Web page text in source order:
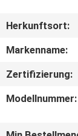
ÜBER
Herkunftsort:
Markenname:
Zertifizierung:
Modellnummer: